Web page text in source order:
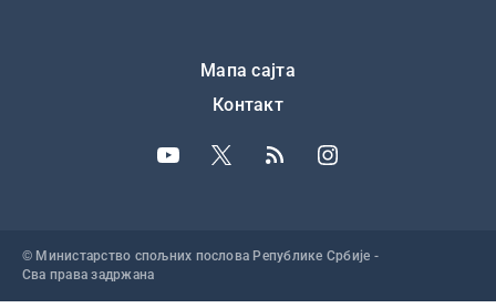
Мапа сајта
Контакт
© Министарство спољних послова Републике Србије -
Сва права задржана